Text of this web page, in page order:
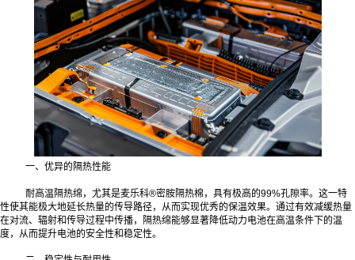
一、优异的隔热性能
耐高温隔热绵，尤其是麦乐科®密胺隔热棉，具有极高的99%孔隙率。这一特
性使其能极大地延长热量的传导路径，从而实现优秀的保温效果。通过有效减缓热量
在对流、辐射和传导过程中传播，隔热绵能够显著降低动力电池在高温条件下的温
度，从而提升电池的安全性和稳定性。